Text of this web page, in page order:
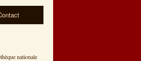
nationale